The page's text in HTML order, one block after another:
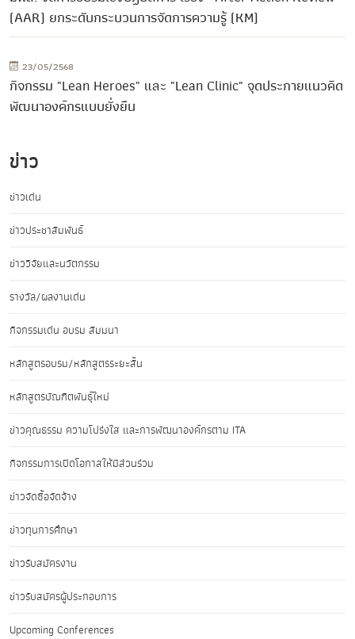
(AAR) ยกระดับกระบวนการจัดการความรู้ (KM)
23/05/2568
กิจกรรม "Lean Heroes" และ "Lean Clinic" จุดประกายแนวคิด
พัฒนาองค์กรแบบยั่งยืน
ข่าว
ข่าวเด่น
ข่าวประชาสัมพันธ์
ข่าววิจัยและนวัตกรรม
รางวัล/ผลงานเด่น
กิจกรรมเด่น อบรม สัมมนา
หลักสูตรอบรม/หลักสูตรระยะสั้น
หลักสูตรบัณฑิตพันธุ์ใหม่
ข่าวคุณธรรม ความโปร่งใส และการพัฒนาองค์กรตาม ITA
กิจกรรมการเปิดโอกาสให้มีส่วนร่วม
ข่าวจัดซื้อจัดจ้าง
ข่าวทุนการศึกษา
ข่าวรับสมัครงาน
ข่าวรับสมัครผู้ประกอบการ
Upcoming Conferences